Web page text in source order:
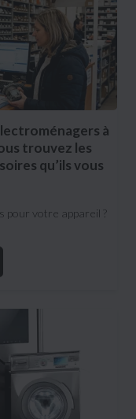
à
trouvez les
qu’ils vous
pour votre appareil ?